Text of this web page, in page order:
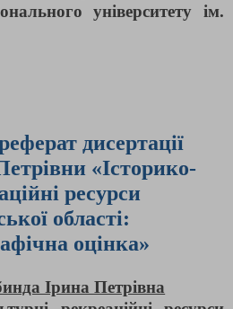
університету ім.
дисертації
«Історико-
ресурси
області:
оцінка»
Ірина Петрівна